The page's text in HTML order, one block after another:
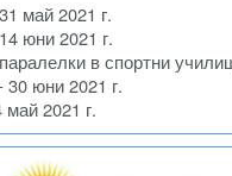
май 2021 г.
юни 2021 г.
в спортни
30 юни 2021 г.
май 2021 г.